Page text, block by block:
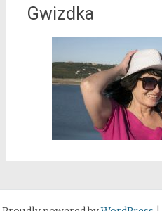
Gwizdka